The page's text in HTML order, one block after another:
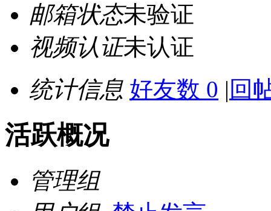
邮箱状态未验证
视频认证未认证
统计信息 好友数 0 | 回
活跃概况
管理组